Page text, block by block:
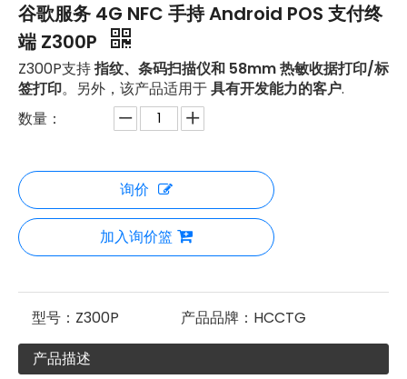
谷歌服务 4G NFC 手持 Android POS 支付终
端 Z300P
Z300P支持指纹、条码扫描仪和 58mm 热敏收据打印/标
签打印。另外，该产品适用于具有开发能力的客户.
数量：
询价
加入询价篮
型号： Z300P 产品品牌： HCCTG
产品描述